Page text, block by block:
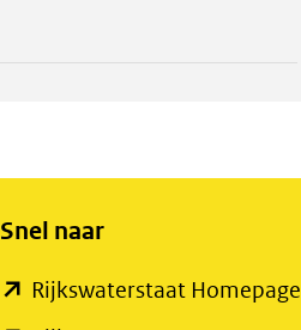
Snel naar
Rijkswaterstaat Homepage